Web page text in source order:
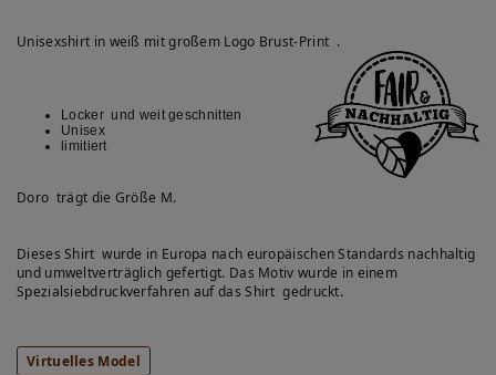
Unisexshirt in weiß mit großem Logo Brust-Print .
Locker und weit geschnitten
Unisex
limitiert
Doro trägt die Größe M.
Dieses Shirt wurde in Europa nach europäischen Standards nachhaltig
und umweltverträglich gefertigt. Das Motiv wurde in einem
Spezialsiebdruckverfahren auf das Shirt gedruckt.
Virtuelles Model